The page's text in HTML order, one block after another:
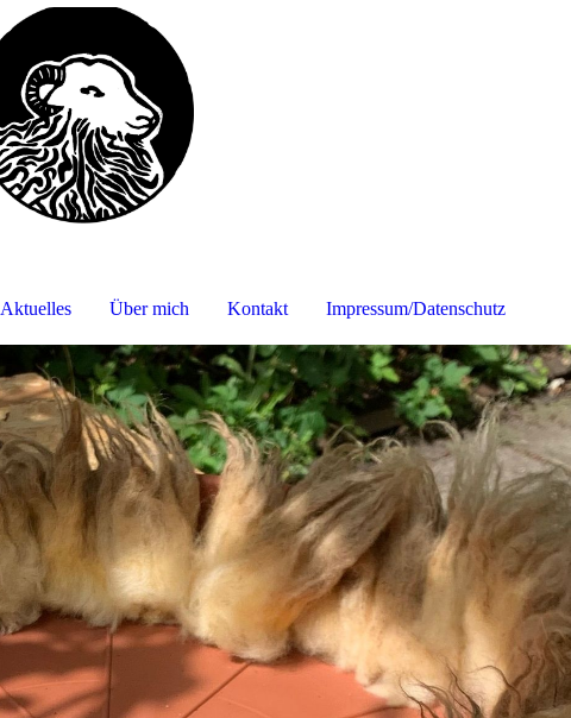
Aktuelles Über mich Kontakt Impressum/Datenschutz